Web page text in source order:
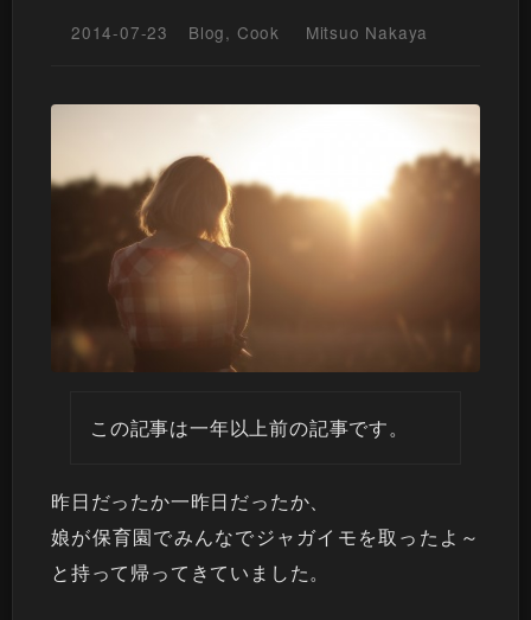
2014-07-23 Blog, Cook Mitsuo Nakaya
この記事は一年以上前の記事です。
昨日だったか一昨日だったか、
娘が保育園でみんなでジャガイモを取ったよ～
と持って帰ってきていました。